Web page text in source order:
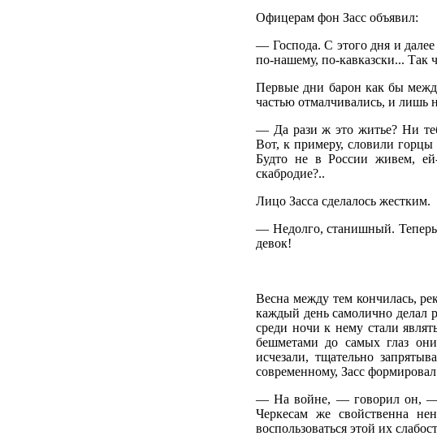
Офицерам фон Засс объявил:
— Господа. С этого дня и
по-нашему, по-кавказски... Так
Первые дни барон как бы
частью отмалчивались, и лишь
— Да рази ж это житье? Ни
Вот, к примеру, словили горцы
Будто не в России живем,
скабродие?..
Лицо Засса сделалось жестким.
— Недолго, станишный. Теперь
девок!
Весна между тем кончилась,
каждый день самолично делал
среди ночи к нему стали
бешметами до самых глаз
исчезали, тщательно
современному, Засс
— На войне, — говорил он, —
Черкесам же свойственна
воспользоваться этой их